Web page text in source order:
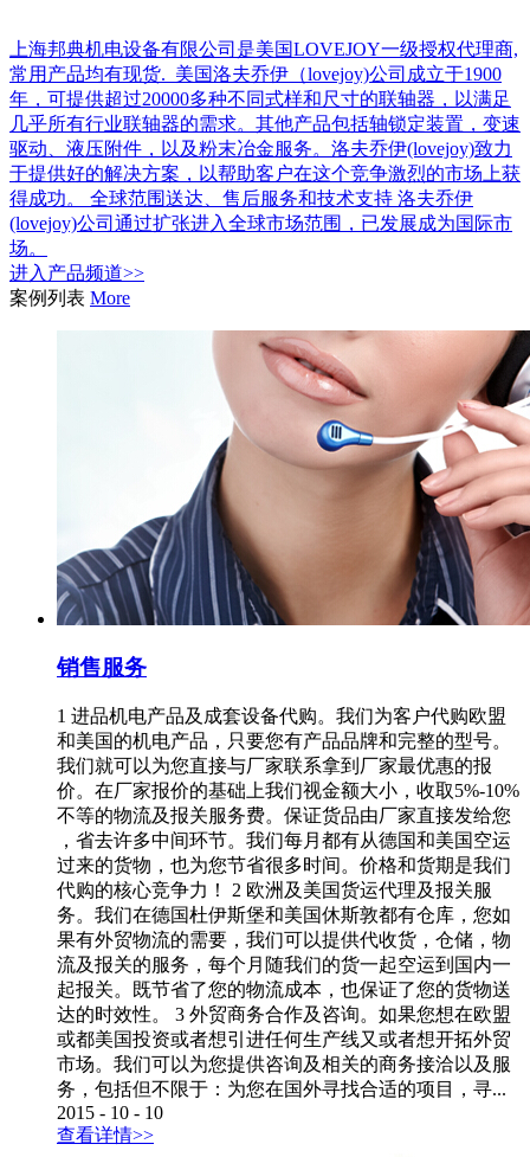
上海邦典机电设备有限公司是美国LOVEJOY一级授权代理商,
常用产品均有现货. 美国洛夫乔伊（lovejoy)公司成立于1900
年，可提供超过20000多种不同式样和尺寸的联轴器，以满足
几乎所有行业联轴器的需求。其他产品包括轴锁定装置，变速
驱动、液压附件，以及粉末冶金服务。洛夫乔伊(lovejoy)致力
于提供好的解决方案，以帮助客户在这个竞争激烈的市场上获
得成功。 全球范围送达、售后服务和技术支持 洛夫乔伊
(lovejoy)公司通过扩张进入全球市场范围，已发展成为国际市
场。
进入 产品频道>>
案例列表 More
销售服务
1 进品机电产品及成套设备代购。我们为客户代购欧盟
和美国的机电产品，只要您有产品品牌和完整的型号。
我们就可以为您直接与厂家联系拿到厂家最优惠的报
价。在厂家报价的基础上我们视金额大小，收取5%-10%
不等的物流及报关服务费。保证货品由厂家直接发给您
，省去许多中间环节。我们每月都有从德国和美国空运
过来的货物，也为您节省很多时间。价格和货期是我们
代购的核心竞争力！ 2 欧洲及美国货运代理及报关服
务。我们在德国杜伊斯堡和美国休斯敦都有仓库，您如
果有外贸物流的需要，我们可以提供代收货，仓储，物
流及报关的服务，每个月随我们的货一起空运到国内一
起报关。既节省了您的物流成本，也保证了您的货物送
达的时效性。 3 外贸商务合作及咨询。如果您想在欧盟
或都美国投资或者想引进任何生产线又或者想开拓外贸
市场。我们可以为您提供咨询及相关的商务接洽以及服
务，包括但不限于：为您在国外寻找合适的项目，寻...
2015 - 10 - 10
查看详情>>